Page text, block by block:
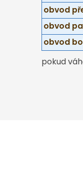
obvod
obvod
obvod
pokud